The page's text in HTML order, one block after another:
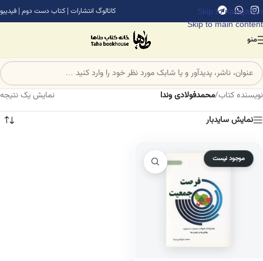
Skip to navigation
Skip to main content
کاتالوگ انتشارات | کتاب دست دوم | فیدیبو
منو
نویسنده کتاب/محمدفولادی وندا
نمایش یک نتیجه
نمایش سایدبار
موجود نیست